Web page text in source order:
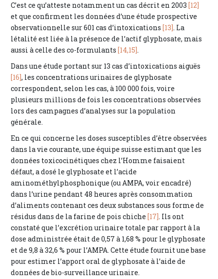
C’est ce qu’atteste notamment un cas décrit en 2003 [12]
et que confirment les données d’une étude prospective
observationnelle sur 601 cas d’intoxications [13]. La
létalité est liée à la présence de l’actif glyphosate, mais
aussi à celle des co-formulants [14,15].
Dans une étude portant sur 13 cas d’intoxications aiguës
[16], les concentrations urinaires de glyphosate
correspondent, selon les cas, à 100 000 fois, voire
plusieurs millions de fois les concentrations observées
lors des campagnes d’analyses sur la population
générale.
En ce qui concerne les doses susceptibles d’être observées
dans la vie courante, une équipe suisse estimant que les
données toxicocinétiques chez l’Homme faisaient
défaut, a dosé le glyphosate et l’acide
aminométhylphosphonique (ou AMPA, voir encadré)
dans l’urine pendant 48 heures après consommation
d’aliments contenant ces deux substances sous forme de
résidus dans de la farine de pois chiche [17]. Ils ont
constaté que l’excrétion urinaire totale par rapport à la
dose administrée était de 0,57 à 1,68 % pour le glyphosate
et de 9,8 à 32,6 % pour l’AMPA. Cette étude fournit une base
pour estimer l’apport oral de glyphosate à l’aide de
données de bio-surveillance urinaire.